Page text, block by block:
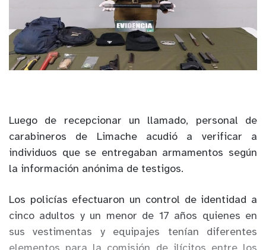
Luego de recepcionar un llamado, personal de
carabineros de Limache acudió a verificar a
individuos que se entregaban armamentos según
la información anónima de testigos.
Los policías efectuaron un control de identidad a
cinco adultos y un menor de 17 años quienes en
sus vestimentas y equipajes tenían diferentes